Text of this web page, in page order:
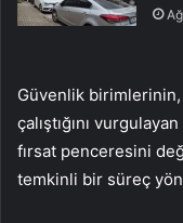
Güvenlik
çalıştığını
fırsat penceresini
temkinli bir süreç